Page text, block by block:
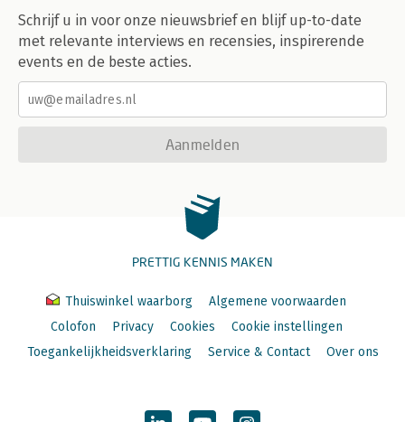
Schrijf u in voor onze nieuwsbrief en blijf up-to-date
met relevante interviews en recensies, inspirerende
events en de beste acties.
Aanmelden
PRETTIG KENNIS MAKEN
Thuiswinkel waarborg
Algemene voorwaarden
Colofon
Privacy Cookies
Cookie instellingen
Toegankelijkheidsverklaring
Service & Contact Over ons